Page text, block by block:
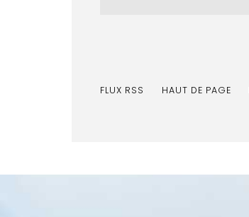
FLUX RSS HAUT DE PAGE